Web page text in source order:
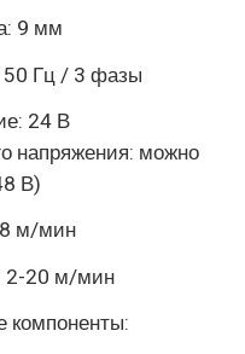
9 мм
50 Гц / 3 фазы
24 В
напряжения: можно
В)
м/мин
2-20 м/мин
компоненты: